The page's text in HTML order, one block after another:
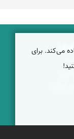
می‌کند. برای